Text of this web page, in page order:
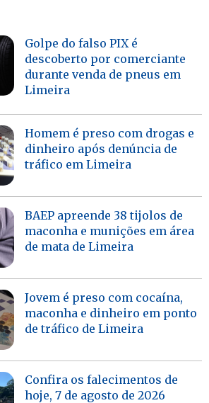
Golpe do falso PIX é
descoberto por comerciante
durante venda de pneus em
Limeira
Homem é preso com drogas e
dinheiro após denúncia de
tráfico em Limeira
BAEP apreende 38 tijolos de
maconha e munições em área
de mata de Limeira
Jovem é preso com cocaína,
maconha e dinheiro em ponto
de tráfico de Limeira
Confira os falecimentos de
hoje, 7 de agosto de 2026